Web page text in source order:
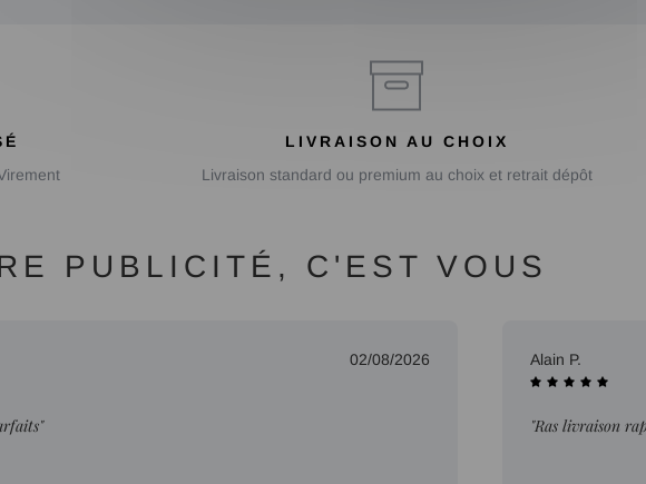
LIVRAISON AU CHOIX
Livraison standard ou premium au choix et retrait dépôt
PUBLICITÉ, C'EST VOUS
02/08/2026 Alain P.
"Ras livraison